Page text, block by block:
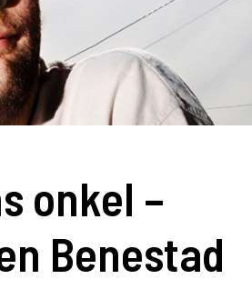
onkel –
Benestad